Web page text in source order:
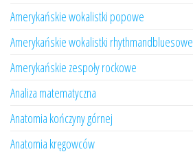
Amerykańskie wokalistki popowe
Amerykańskie wokalistki rhythmandbluesowe
Amerykańskie zespoły rockowe
Analiza matematyczna
Anatomia kończyny górnej
Anatomia kręgowców